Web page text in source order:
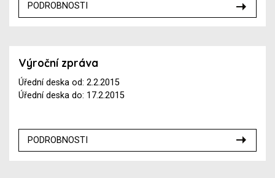
PODROBNOSTI
Výroční zpráva
Úřední deska od: 2.2.2015
Úřední deska do: 17.2.2015
PODROBNOSTI